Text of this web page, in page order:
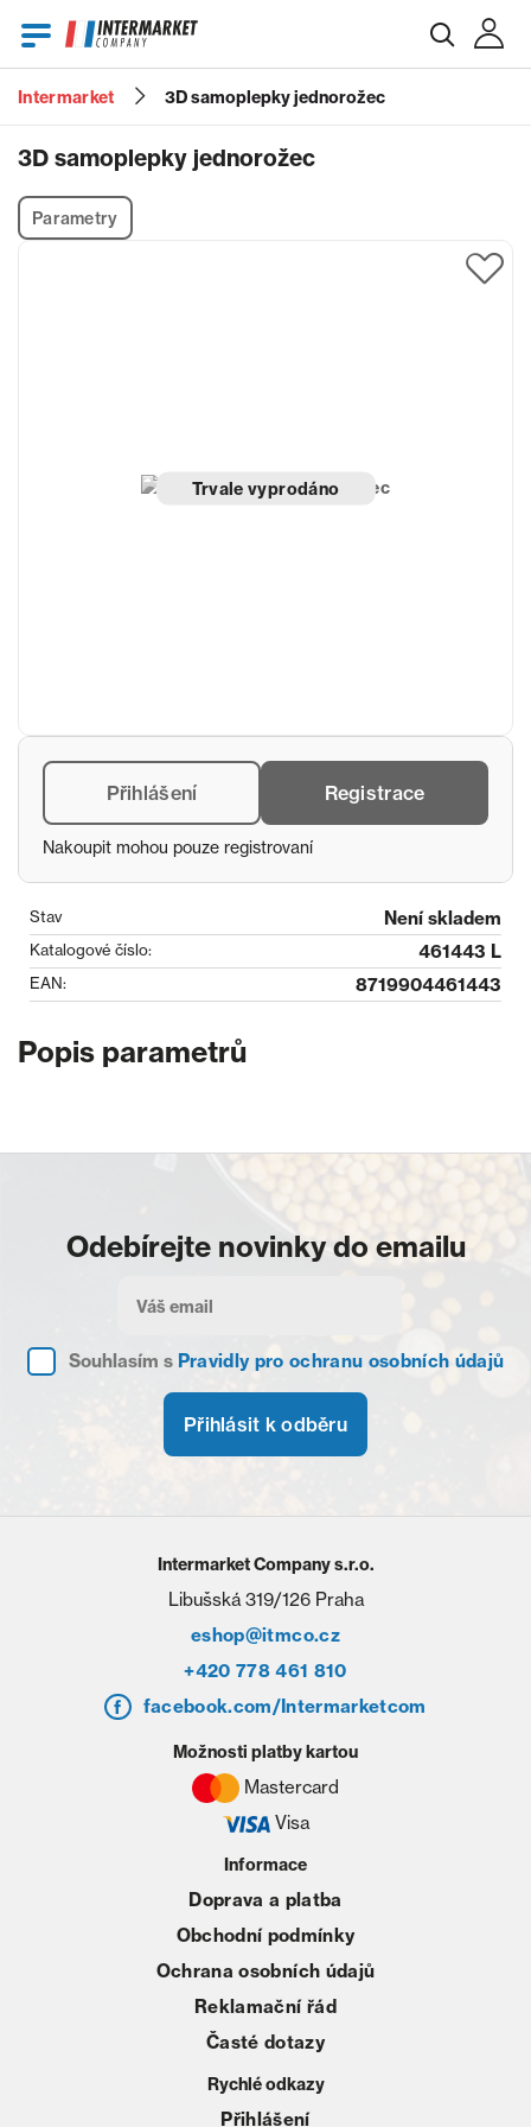
Heslo
Intermarket 3D samoplepky jednorožec
3D samoplepky jednorožec
Parametry
Trvale vyprodáno
Přihlášení Registrace
Nakoupit mohou pouze registrovaní
Stav Není skladem
Katalogové číslo: 461443 L
EAN: 8719904461443
Popis parametrů
Odebírejte novinky do emailu
Souhlasím s Pravidly pro ochranu osobních údajů
Přihlásit k odběru
Intermarket Company s.r.o.
Libušská 319/126 Praha
eshop@itmco.cz
+420 778 461 810
facebook.com/Intermarketcom
Informace
Doprava a platba
Obchodní podmínky
Ochrana osobních údajů
Reklamační řád
Časté dotazy
Rychlé odkazy
Přihlášení
Možnosti platby kartou
Mastercard
Visa